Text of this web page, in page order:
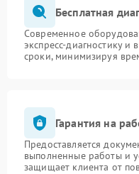
Бесплатная
Современное
экспресс-диагностику и
сроки, минимизируя
Гарантия на
Предоставляется
выполненные работы и
защищает клиента от